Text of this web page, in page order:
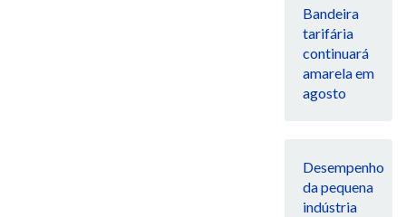
Bandeira
tarifária
continuará
amarela em
agosto
Desempenho
da pequena
indústria